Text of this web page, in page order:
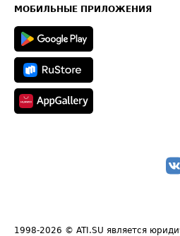
Техническая информация
МОБИЛЬНЫЕ ПРИЛОЖЕНИЯ
1998-2026 © ATI.SU является